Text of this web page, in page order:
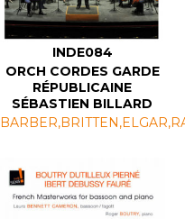
INDE084
ORCH CORDES GARDE
RÉPUBLICAINE
SÉBASTIEN BILLARD